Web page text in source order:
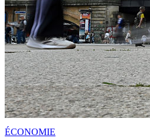
ÉCONOMIE